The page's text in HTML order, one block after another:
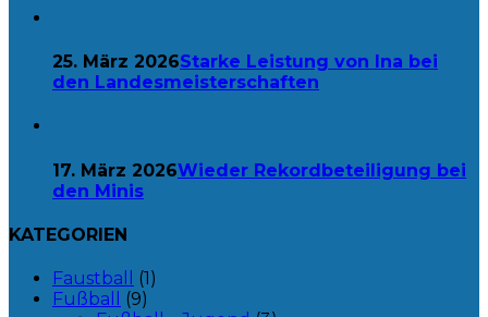
25. März 2026Starke Leistung von Ina bei
den Landesmeisterschaften
17. März 2026Wieder Rekordbeteiligung bei
den Minis
KATEGORIEN
Faustball
(1)
Fußball
(9)